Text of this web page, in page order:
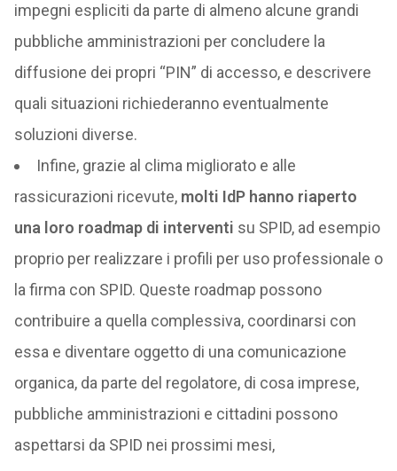
impegni espliciti da parte di almeno alcune grandi
pubbliche amministrazioni per concludere la
diffusione dei propri “PIN” di accesso, e descrivere
quali situazioni richiederanno eventualmente
soluzioni diverse.
Infine, grazie al clima migliorato e alle
rassicurazioni ricevute, molti IdP hanno riaperto
una loro roadmap di interventi su SPID, ad esempio
proprio per realizzare i profili per uso professionale o
la firma con SPID. Queste roadmap possono
contribuire a quella complessiva, coordinarsi con
essa e diventare oggetto di una comunicazione
organica, da parte del regolatore, di cosa imprese,
pubbliche amministrazioni e cittadini possono
aspettarsi da SPID nei prossimi mesi,